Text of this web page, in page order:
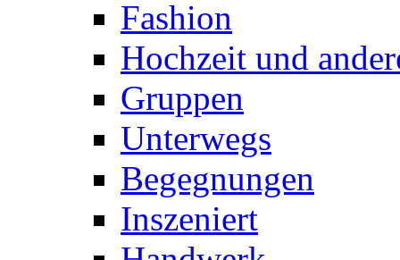
Fashion
Hochzeit und
Gruppen
Unterwegs
Begegnungen
Inszeniert